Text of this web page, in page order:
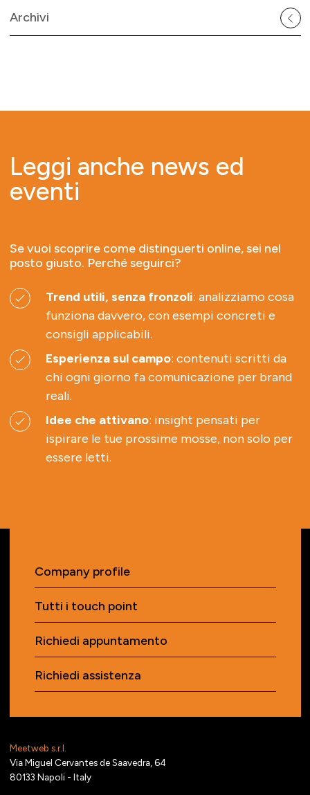
Archivi
Leggi anche news ed
eventi
Se vuoi scoprire come distinguerti online, sei nel
posto giusto. Perché seguirci?
Trend utili, senza fronzoli: analizziamo cosa
funziona davvero, con esempi concreti e
consigli applicabili.
Esperienza sul campo: contenuti scritti da
chi ogni giorno fa comunicazione per brand
reali.
Idee che attivano: insight pensati per
ispirare le tue prossime mosse, non solo per
essere letti.
Meetweb s.r.l.
Via Miguel Cervantes de Saavedra, 64
80133 Napoli - Italy
Company profile
Tutti i touch point
Richiedi appuntamento
Richiedi assistenza